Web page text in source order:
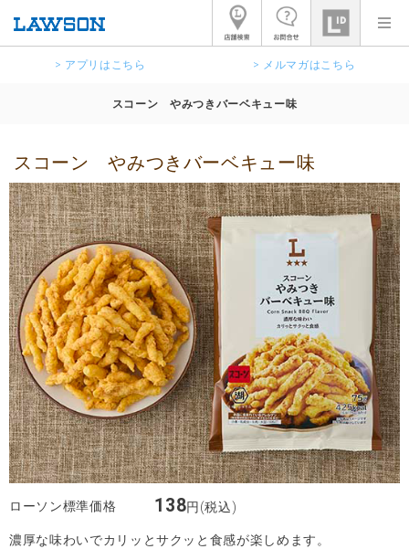
> アプリはこちら > メルマガはこちら
スコーン やみつきバーベキュー味
スコーン やみつきバーベキュー味
ローソン標準価格 138円(税込)
濃厚な味わいでカリッとサクッと食感が楽しめます。